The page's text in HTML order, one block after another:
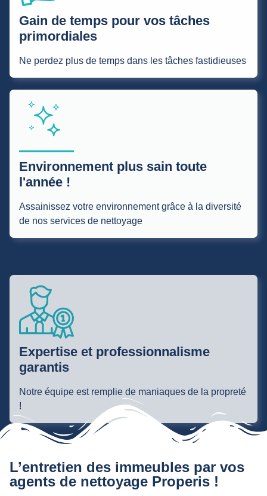
Gain de temps pour vos tâches
primordiales
Ne perdez plus de temps dans les tâches fastidieuses
Environnement plus sain toute
l'année !
Assainissez votre environnement grâce à la diversité
de nos services de nettoyage
Expertise et professionnalisme
garantis
Notre équipe est remplie de maniaques de la propreté
!
L’entretien des immeubles par vos
agents de nettoyage Properis !